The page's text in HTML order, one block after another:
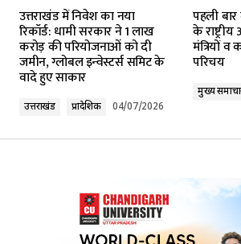
Required fields are marked*
Comment*
Your E-mail*
उत्तराखंड में निवेश का नया
रिकॉर्ड: धामी सरकार ने ₹1 लाख
करोड़ की परियोजनाओं को दी
जमीन, ग्लोबल इन्वेस्टर्स समिट के
वादे हुए साकार
उत्तराखंड प्रादेशिक 04/07/2026
पहली
के
मंत्रियों व
परिचय
मुख्य